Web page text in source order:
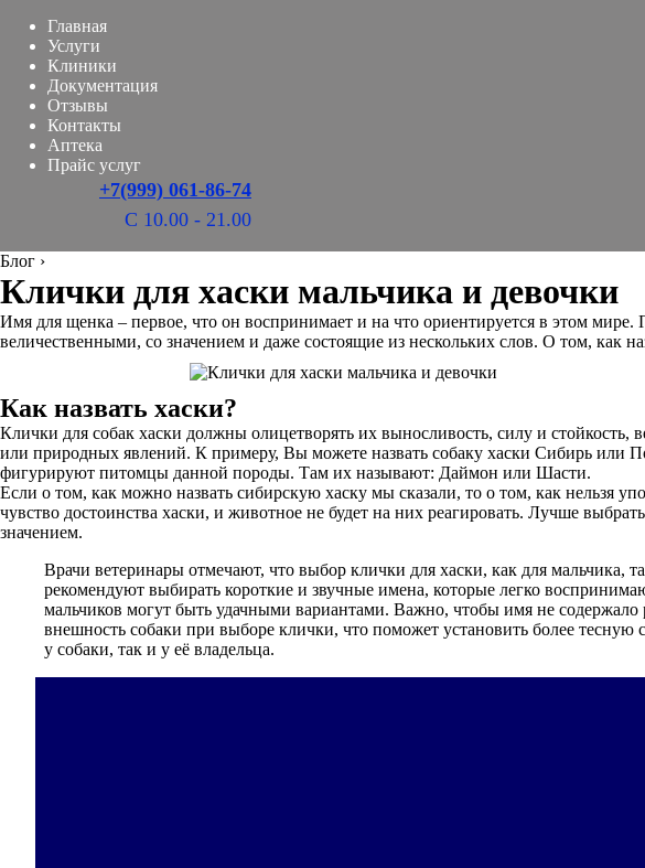
Главная
Услуги
Клиники
Документация
Отзывы
Контакты
Аптека
Прайс услуг
+7(999) 061-86-74
С 10.00 - 21.00
Блог ›
Клички для хаски мальчика и девочки
Имя для щенка – первое, что он воспринимает и на что ориентируется в этом
величественными, со значением и даже состоящие из нескольких слов. О том, как
Как назвать хаски?
Клички для собак хаски должны олицетворять их выносливость, силу и
или природных явлений. К примеру, Вы можете назвать собаку хаски Сибирь или
фигурируют питомцы данной породы. Там их называют: Даймон или Шасти.
Если о том, как можно назвать сибирскую хаску мы сказали, то о том, как нельзя
чувство достоинства хаски, и животное не будет на них реагировать. Лучше
значением.
Врачи ветеринары отмечают, что выбор клички для хаски, как для мальчика,
рекомендуют выбирать короткие и звучные имена, которые легко
мальчиков могут быть удачными вариантами. Важно, чтобы имя не содержало
внешность собаки при выборе клички, что поможет установить более
у собаки, так и у её владельца.